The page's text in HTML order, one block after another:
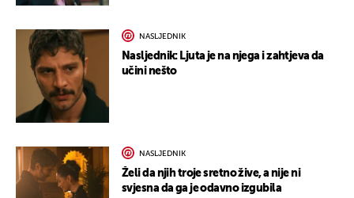
NASLJEDNIK
Nasljednik: Ljuta je na njega i zahtjeva da
učini nešto
NASLJEDNIK
Želi da njih troje sretno žive, a nije ni
svjesna da ga je odavno izgubila